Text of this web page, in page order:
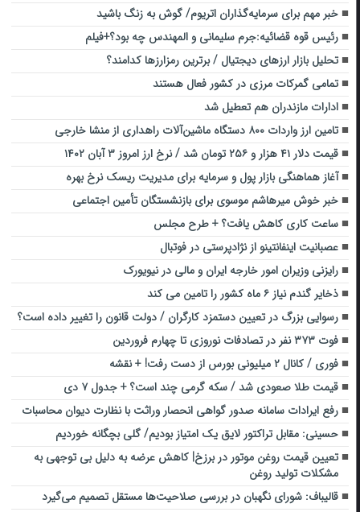
خبر مهم برای سرمایه‌گذاران اتریوم/ گوش به زنگ باشید
رئیس قوه قضائیه:جرم سلیمانی و المهندس چه بود؟+فیلم
تحلیل بازار ارزهای دیجتیال / برترین رمزارزها کدامند؟
تمامی گمرکات مرزی در کشور فعال هستند
ادارات مازندران هم تعطیل شد
تامین ارز واردات ۸۰۰ دستگاه ماشین‌آلات راهداری از منشا خارجی
قیمت دلار ۴۱ هزار و ۲۵۶ تومان شد / نرخ ارز امروز ۳ آبان ۱۴۰۲
آغاز هماهنگی بازار پول و سرمایه برای مدیریت ریسک نرخ بهره
خبر خوش میرهاشم موسوی برای بازنشستگان تأمین اجتماعی
ساعت کاری کاهش یافت؟ + طرح مجلس
عصبانیت اینفانتینو از نژادپرستی در فوتبال
رایزنی وزیران امور خارجه ایران و مالی در نیویورک
ذخایر گندم نیاز ۶ ماه کشور را تامین می کند
رسوایی بزرگ در تعیین دستمزد کارگران / دولت قانون را تغییر داده است؟
فوت ۳۷۳ نفر در تصادفات نوروزی تا چهارم فروردین
فوری / کانال ۲ میلیونی بورس از دست رفت! + نقشه
قیمت طلا صعودی شد / سکه گرمی چند است؟ + جدول ۷ دی
رفع ایرادات سامانه صدور گواهی انحصار وراثت با نظارت دیوان محاسبات
حسینی: مقابل تراکتور لایق یک امتیاز بودیم/ گلی بچگانه خوردیم
تعیین قیمت روغن موتور در برزخ| کاهش عرضه به دلیل بی توجهی به
مشکلات تولید روغن
قالیباف: شورای نگهبان در بررسی صلاحیت‌ها مستقل تصمیم می‌گیرد